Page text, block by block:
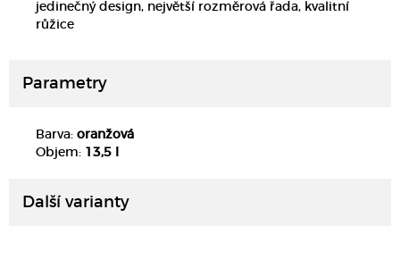
jedinečný design, největší rozměrová řada, kvalitní
růžice
Parametry
Barva: oranžová
Objem: 13,5 l
Další varianty